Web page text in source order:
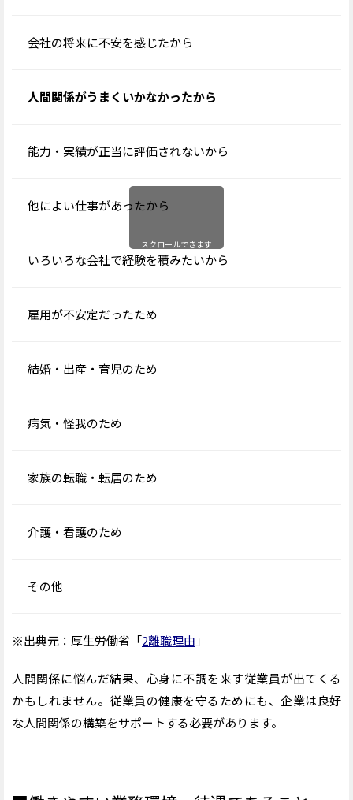
会社の将来に不安を感じたから
人間関係がうまくいかなかったから
能力・実績が正当に評価されないから
他によい仕事があったから
いろいろな会社で経験を積みたいから
雇用が不安定だったため
結婚・出産・育児のため
病気・怪我のため
家族の転職・転居のため
介護・看護のため
その他
スクロールできます
※出典元：厚生労働省「2離職理由 」
人間関係に悩んだ結果、心身に不調を来す従業員が出てくる
かもしれません。従業員の健康を守るためにも、企業は良好
な人間関係の構築をサポートする必要があります。